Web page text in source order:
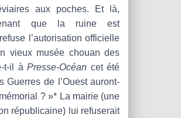
aux poches. Et là,
que la ruine est
l’autorisation officielle
vieux musée chouan des
t-il àPresse-Océan cet été
Guerres de l’Ouest auront-
? »* La mairie (une
républicaine) lui refuserait